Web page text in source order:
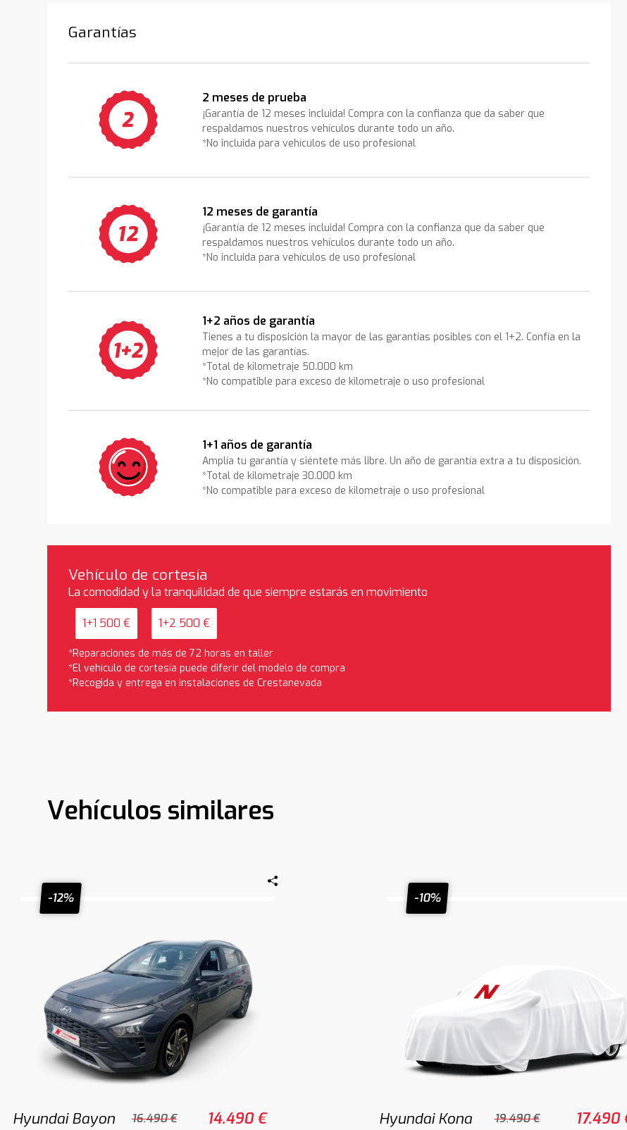
Garantías
2 meses de prueba
¡Garantía de 12 meses incluida! Compra con la confianza que da saber que
respaldamos nuestros vehículos durante todo un año.
*No incluida para vehículos de uso profesional
12 meses de garantía
¡Garantía de 12 meses incluida! Compra con la confianza que da saber que
respaldamos nuestros vehículos durante todo un año.
*No incluida para vehículos de uso profesional
1+2 años de garantía
Tienes a tu disposición la mayor de las garantías posibles con el 1+2. Confía en la
mejor de las garantías.
*Total de kilometraje 50.000 km
*No compatible para exceso de kilometraje o uso profesional
1+1 años de garantía
Amplía tu garantía y siéntete más libre. Un año de garantía extra a tu disposición.
*Total de kilometraje 30.000 km
*No compatible para exceso de kilometraje o uso profesional
Vehículo de cortesía
La comodidad y la tranquilidad de que siempre estarás en movimiento
1+1 500 € 1+2 500 €
*Reparaciones de más de 72 horas en taller
*El vehículo de cortesía puede diferir del modelo de compra
*Recogida y entrega en instalaciones de Crestanevada
Vehículos similares
-12%
Hyundai Bayon 16.490 € 14.490 €
-10%
Hyundai Kona 19.490 € 17.490